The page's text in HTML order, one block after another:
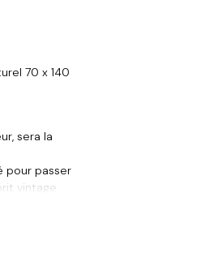
70 x 140
sera la
pour passer
vintage.
pièce